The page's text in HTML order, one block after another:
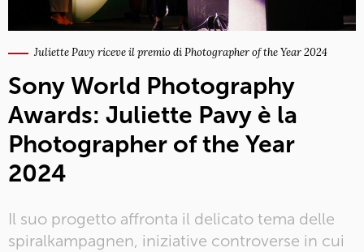
Juliette Pavy riceve il premio di Photographer of the Year 2024
Sony World Photography
Awards: Juliette Pavy è la
Photographer of the Year
2024
Il suo progetto affronta il delicato tema delle
spiralkampagnen, iniziative controverse in cui